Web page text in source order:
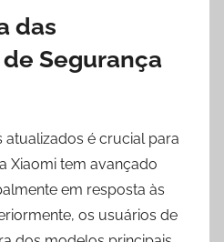
das
Segurança
atualizados é crucial para
Xiaomi tem avançado
em resposta às
os usuários de